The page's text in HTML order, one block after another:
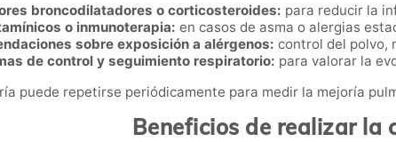
broncodilatadores o corticosteroides: para reducir la
o inmunoterapia: en casos de asma o alergias
sobre exposición a alérgenos: control del polvo,
de control y seguimiento respiratorio: para valorar la
puede repetirse periódicamente para medir la mejoría
Beneficios de realizar la